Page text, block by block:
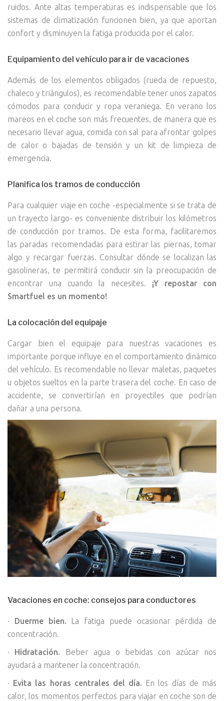
ruidos. Ante altas temperaturas es indispensable que los
sistemas de climatización funcionen bien, ya que aportan
confort y disminuyen la fatiga producida por el calor.
Equipamiento del vehículo para ir de vacaciones
Además de los elementos obligados (rueda de repuesto,
chaleco y triángulos), es recomendable tener unos zapatos
cómodos para conducir y ropa veraniega. En verano los
mareos en el coche son más frecuentes, de manera que es
necesario llevar agua, comida con sal para afrontar golpes
de calor o bajadas de tensión y un kit de limpieza de
emergencia.
Planifica los tramos de conducción
Para cualquier viaje en coche -especialmente si se trata de
un trayecto largo- es conveniente distribuir los kilómetros
de conducción por tramos. De esta forma, facilitaremos
las paradas recomendadas para estirar las piernas, tomar
algo y recargar fuerzas. Consultar dónde se localizan las
gasolineras, te permitirá conducir sin la preocupación de
encontrar una cuando la necesites. ¡Y repostar con
Smartfuel es un momento!
La colocación del equipaje
Cargar bien el equipaje para nuestras vacaciones es
importante porque influye en el comportamiento dinámico
del vehículo. Es recomendable no llevar maletas, paquetes
u objetos sueltos en la parte trasera del coche. En caso de
accidente, se convertirían en proyectiles que podrían
dañar a una persona.
Vacaciones en coche: consejos para conductores
· Duerme bien. La fatiga puede ocasionar pérdida de
concentración.
· Hidratación. Beber agua o bebidas con azúcar nos
ayudará a mantener la concentración.
· Evita las horas centrales del día. En los días de más
calor, los momentos perfectos para viajar en coche son de